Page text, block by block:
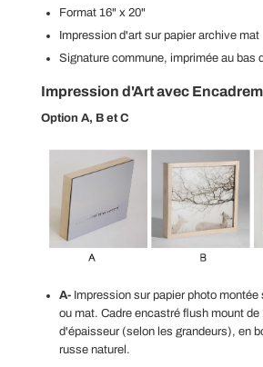
Format 16" x 20"
Impression d'art sur papier archive mat
Signature commune, imprimée au bas
Impression d'Art avec
Option A, B et C
A- Impression sur papier photo
ou mat. Cadre encastré flush mount de
d'épaisseur (selon les grandeurs), en
russe naturel.